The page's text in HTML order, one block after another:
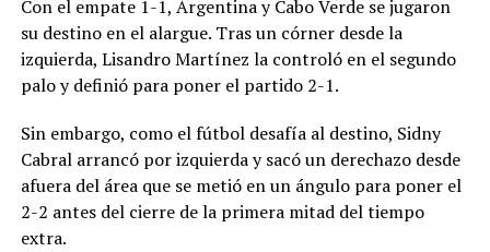
Con el empate 1-1, Argentina y Cabo Verde se jugaron
su destino en el alargue. Tras un córner desde la
izquierda, Lisandro Martínez la controló en el segundo
palo y definió para poner el partido 2-1.
Sin embargo, como el fútbol desafía al destino, Sidny
Cabral arrancó por izquierda y sacó un derechazo desde
afuera del área que se metió en un ángulo para poner el
2-2 antes del cierre de la primera mitad del tiempo
extra.